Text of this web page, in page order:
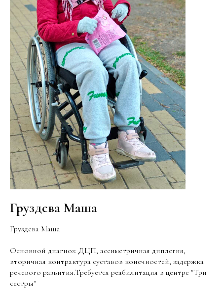
Груздева Маша
Груздева Маша
Основной диагноз: ДЦП, ассиметричная диплегия,
вторичная контрактура суставов конечностей, задержка
речевого развития.Требуется реабилитация в центре "Три
сестры"